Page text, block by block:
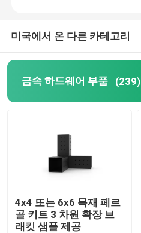
미국에서 온 다른 카테고리
금속 하드웨어 부품 (239)
4x4 또는 6x6 목재 페르
골 키트 3 차원 확장 브
래킷 샘플 제공